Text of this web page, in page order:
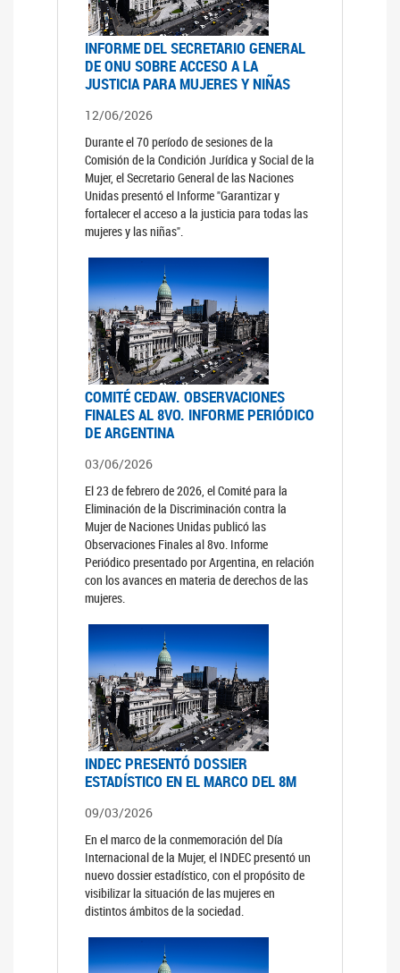
INFORME DEL SECRETARIO GENERAL
DE ONU SOBRE ACCESO A LA
JUSTICIA PARA MUJERES Y NIÑAS
12/06/2026
Durante el 70 período de sesiones de la
Comisión de la Condición Jurídica y Social de la
Mujer, el Secretario General de las Naciones
Unidas presentó el Informe "Garantizar y
fortalecer el acceso a la justicia para todas las
mujeres y las niñas".
COMITÉ CEDAW. OBSERVACIONES
FINALES AL 8VO. INFORME PERIÓDICO
DE ARGENTINA
03/06/2026
El 23 de febrero de 2026, el Comité para la
Eliminación de la Discriminación contra la
Mujer de Naciones Unidas publicó las
Observaciones Finales al 8vo. Informe
Periódico presentado por Argentina, en relación
con los avances en materia de derechos de las
mujeres.
INDEC PRESENTÓ DOSSIER
ESTADÍSTICO EN EL MARCO DEL 8M
09/03/2026
En el marco de la conmemoración del Día
Internacional de la Mujer, el INDEC presentó un
nuevo dossier estadístico, con el propósito de
visibilizar la situación de las mujeres en
distintos ámbitos de la sociedad.